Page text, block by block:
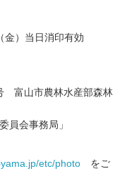
）当日消印有効
山市農林水産部森林
会事務局」
etc/photo をご